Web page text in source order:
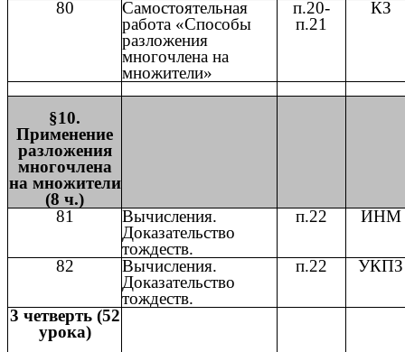
80
Самостоятельная
работа «Способы
разложения
многочлена на
множители»
п.20-
п.21
КЗ
§10.
Применение
разложения
многочлена
на множители
(8 ч.)
81
Вычисления.
Доказательство
тождеств.
п.22 ИНМ
82
Вычисления.
Доказательство
тождеств.
п.22 УКПЗ
3 четверть (52
урока)